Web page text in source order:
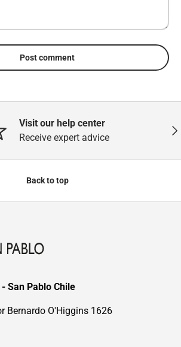
Post comment
Visit our help center
Receive expert advice
Back to top
San Pablo Chile
Bernardo O'Higgins 1626